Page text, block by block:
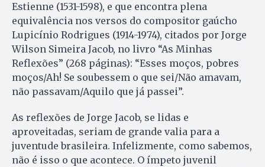
Estienne (1531-1598), e que encontra plena
equivalência nos versos do compositor gaúcho
Lupicínio Rodrigues (1914-1974), citados por Jorge
Wilson Simeira Jacob, no livro “As Minhas
Reflexões” (268 páginas): “Esses moços, pobres
moços/Ah! Se soubessem o que sei/Não amavam,
não passavam/Aquilo que já passei”.
As reflexões de Jorge Jacob, se lidas e
aproveitadas, seriam de grande valia para a
juventude brasileira. Infelizmente, como sabemos,
não é isso o que acontece. O ímpeto juvenil